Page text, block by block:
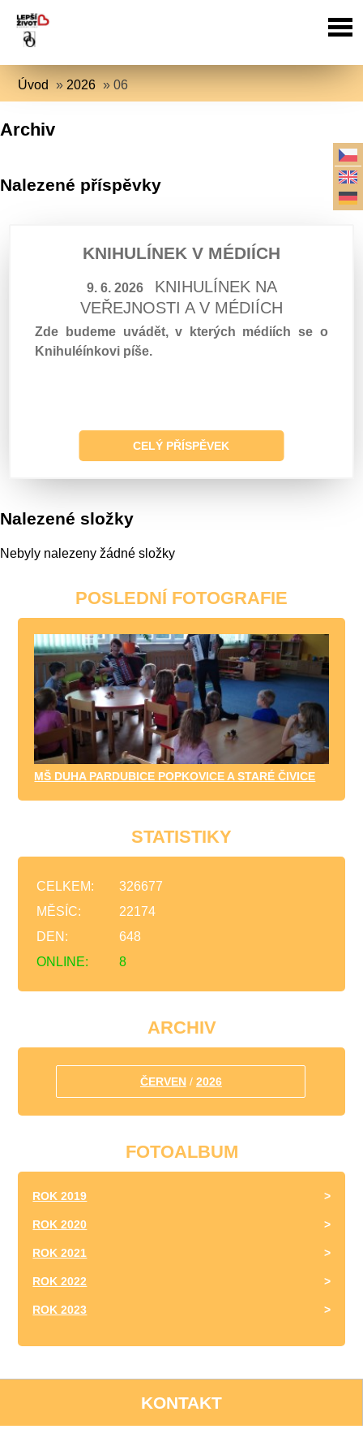
Úvod » 2026 »06
Archiv
Nalezené příspěvky
KNIHULÍNEK V MÉDIÍCH
9. 6. 2026
KNIHULÍNEK NA
VEŘEJNOSTI A V MÉDIÍCH
Zde budeme uvádět, v kterých médiích se o
Knihuléínkovi píše.
CELÝ PŘÍSPĚVEK
Nalezené složky
Nebyly nalezeny žádné složky
POSLEDNÍ FOTOGRAFIE
MŠ DUHA PARDUBICE POPKOVICE A STARÉ ČIVICE
STATISTIKY
ONLINE: 8
CELKEM:
326677
MĚSÍC:
22174
DEN:
648
ARCHIV
ČERVEN/ 2026
FOTOALBUM
ROK 2019
ROK 2020
ROK 2021
ROK 2022
ROK 2023
KONTAKT